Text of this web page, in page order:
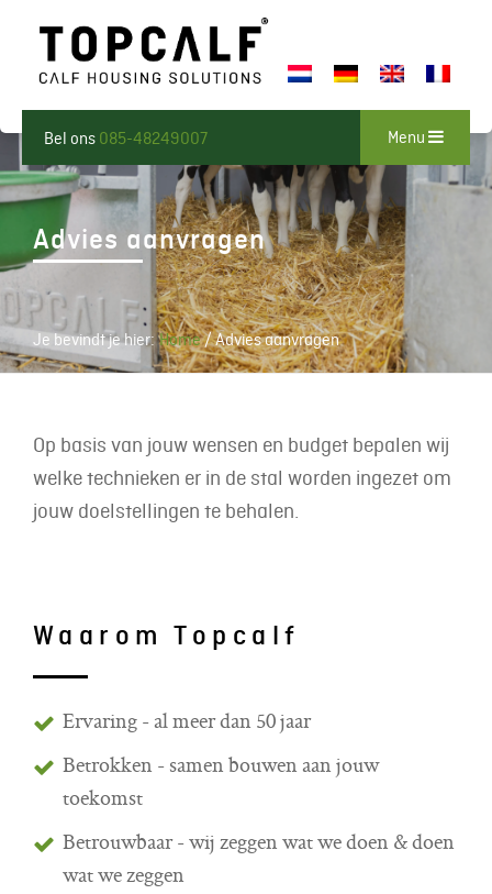
Bel ons 085-48249007 Menu
Advies aanvragen
Je bevindt je hier: Home/Advies aanvragen
Op basis van jouw wensen en budget bepalen wij
welke technieken er in de stal worden ingezet om
jouw doelstellingen te behalen.
Waarom Topcalf
Ervaring - al meer dan 50 jaar
Betrokken - samen bouwen aan jouw
toekomst
Betrouwbaar - wij zeggen wat we doen & doen
wat we zeggen